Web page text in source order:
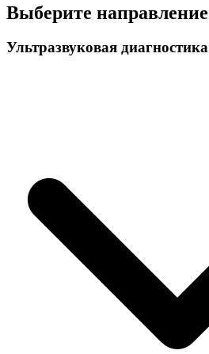
Выберите направление
Ультразвуковая диагностика